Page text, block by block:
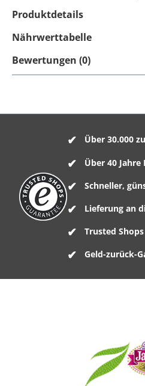
Produktdetails
Nährwerttabelle
Bewertungen (0)
Über 30.000
Über 40 Jahre
Schneller,
Lieferung an
Trusted
Geld-zurück-